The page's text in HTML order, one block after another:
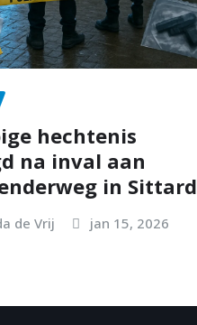
hechtenis
na inval aan
in Sittard
de Vrij jan 15, 2026